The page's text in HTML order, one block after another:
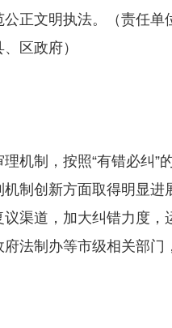
正文明执法。（责任单
区政府）
制，按照“有错必纠”
制创新方面取得明显
渠道，加大纠错力度
法制办等市级相关部门